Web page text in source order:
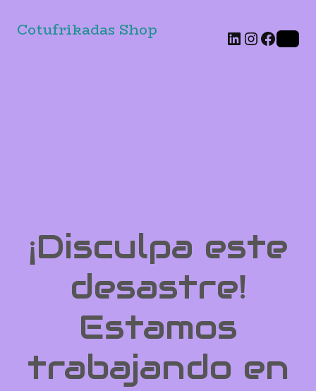
Cotufrikadas Shop LinkedIn
¡Disculpa este
desastre!
Estamos
trabajando en